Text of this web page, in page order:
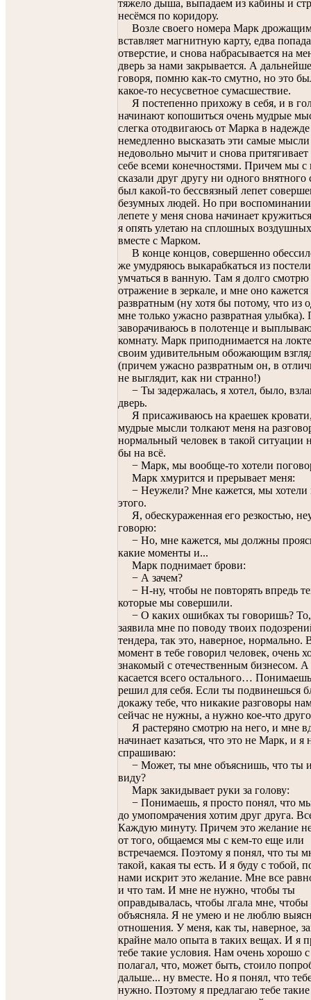
тяжело дыша, выпадаем из кабины и
несёмся по коридору.
Возле своего номера Марк
вставляет магнитную карту, едва
отверстие, и снова набрасывается на
дверь за нами закрывается. А
говоря, помню как-то смутно, но это
какое-то несусветное сумасшествие.
Я постепенно прихожу в себя, и в
начинают копошиться очень мудрые
слегка отодвигаюсь от Марка в надежде
немедленно высказать эти самые
недовольно мычит и снова
себе всеми конечностями. Причем мы с
сказали друг другу ни одного внятного
был какой-то бессвязный лепет
безумных людей. Но при
лепете у меня снова начинает
я опять улетаю на сплошных
вместе с Марком.
В конце концов, совершенно
же умудряюсь выкарабкаться из
умчаться в ванную. Там я долго смотрю
отражение в зеркале, и мне оно
развратным (ну хотя бы потому, что из
мне только ужасно развратная улыбка).
заворачиваюсь в полотенце и
комнату. Марк приподнимается на
своим удивительным обожающим
(причем ужасно развратным он, в
не выглядит, как ни странно!)
− Ты задержалась, я хотел, было,
дверь.
Я присаживаюсь на краешек
мудрые мысли толкают меня на
нормальный человек в такой ситуации
бы на всё.
− Марк, мы вообще-то хотели
Марк хмурится и прерывает меня:
− Неужели? Мне кажется, мы хотели
этого.
Я, обескураженная его резкостью,
говорю:
− Но, мне кажется, мы должны
какие моменты и...
Марк поднимает брови:
− А зачем?
− Н-ну, чтобы не повторять впредь
которые мы совершили.
− О каких ошибках ты говоришь?
заявила мне по поводу твоих
тендера, так это, наверное, нормально.
момент в тебе говорил человек, очень
знакомый с отечественным бизнесом. А
касается всего остального…
решил для себя. Если ты подвинешься
докажу тебе, что никакие разговоры
сейчас не нужны, а нужно кое-что
Я растеряно смотрю на него, и мне
начинает казаться, что это не Марк, и я
спрашиваю:
− Может, ты мне объяснишь, что ты
виду?
Марк закидывает руки за голову:
− Понимаешь, я просто понял, что
до умопомрачения хотим друг друга.
Каждую минуту. Причем это желание
от того, общаемся мы с кем-то еще или
встречаемся. Поэтому я понял, что ты
такой, какая ты есть. И я буду с тобой,
нами искрит это желание. Мне все
и что там. И мне не нужно, чтобы ты
оправдывалась, чтобы лгала мне, чтобы
объясняла. Я не умею и не люблю
отношения. У меня, как ты, наверное,
крайне мало опыта в таких вещах. И я
тебе такие условия. Нам очень хорошо
полагал, что, может быть, стоило
дальше... ну вместе. Но я понял, что
нужно. Поэтому я предлагаю тебе такие